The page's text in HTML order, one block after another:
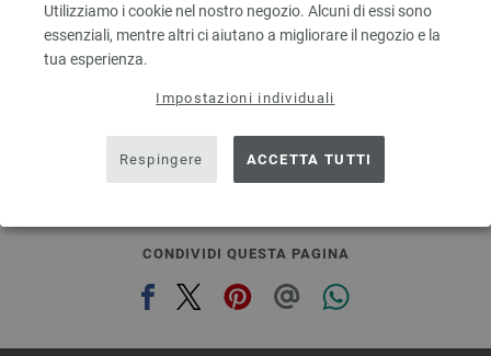
Utilizziamo i cookie nel nostro negozio. Alcuni di essi sono
essenziali, mentre altri ci aiutano a migliorare il negozio e la
tua esperienza.
Impostazioni individuali
Respingere ACCETTA TUTTI
Dimensioni d’aghi: 3 - 3,5
5,46 €
CONDIVIDI QUESTA PAGINA